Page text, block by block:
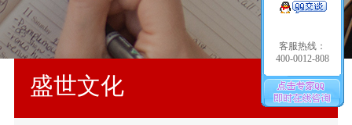
盛世文化
客服热线：
400-0012-808